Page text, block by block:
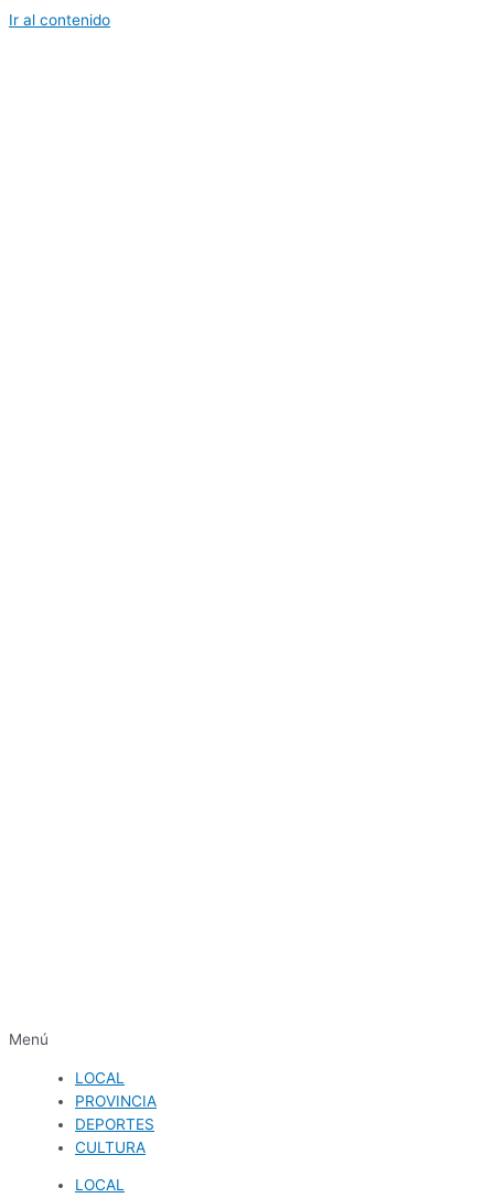
Ir al contenido
Menú
LOCAL
PROVINCIA
DEPORTES
CULTURA
LOCAL